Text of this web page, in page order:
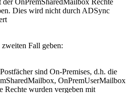
der OnPremSharedMailbox Rechte
Dies wird nicht durch ADSync
Fall geben:
sind On-Premises, d.h. die
OnPremUserMailbox
Rechte wurden vergeben mit